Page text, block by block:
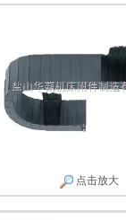
点击放大